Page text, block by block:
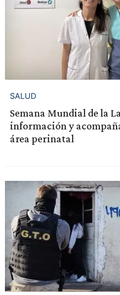
SALUD
Semana Mundial de la
información y
área perinatal